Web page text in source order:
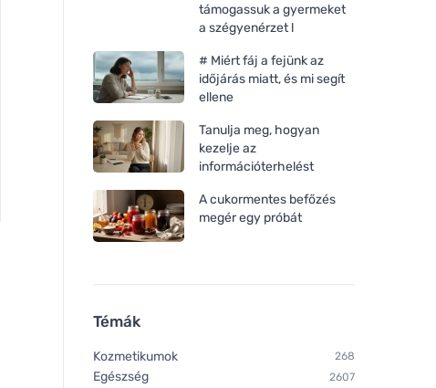
laSaponaria Védő fogkrém -
gyömbér és citrom BIO (75
gyermek fogkrém -
támogassuk a gyermeket
a szégyenérzet l
# Miért fáj a fejünk az
időjárás miatt, és mi segít
ellene
Tanulja meg, hogyan
kezelje az
információterhelést
A cukormentes befőzés
megér egy próbát
Témák
Kozmetikumok 268
Egészség 2607